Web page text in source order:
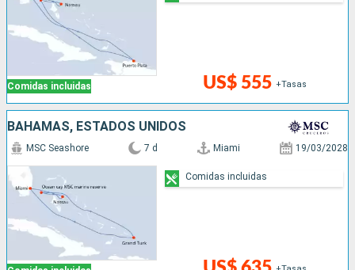
Comidas incluidas US$ 555 +Tasas
BAHAMAS, ESTADOS UNIDOS
MSC Seashore 7 d Miami 19/03/2028
Comidas incluidas